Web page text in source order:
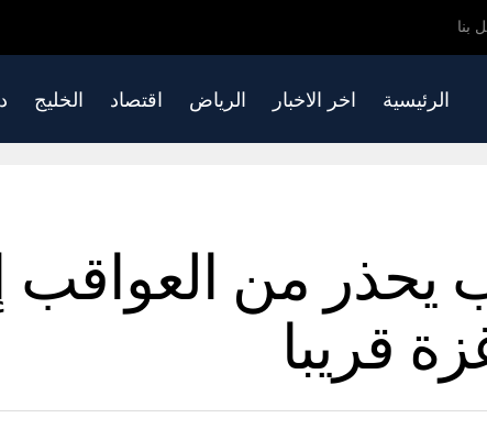
بنا
الرئيسية اخر الاخبار الرياض اقتصاد الخليج
يحذر من العواقب
قريبا